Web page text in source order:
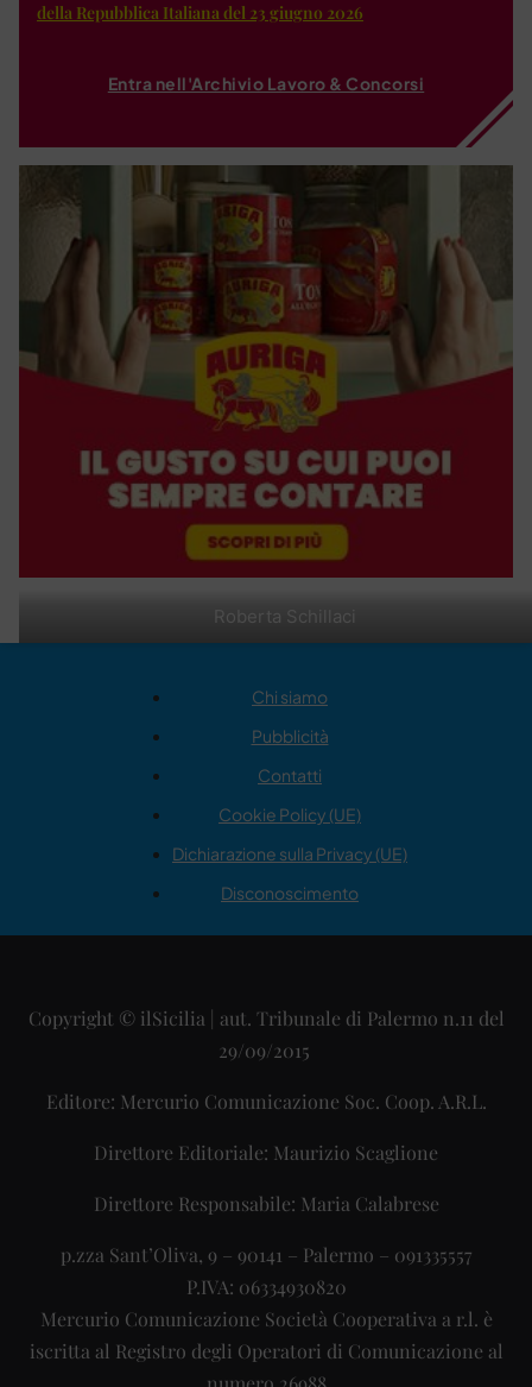
Roberta Schillaci
della Repubblica Italiana del 23 giugno 2026
Entra nell'Archivio Lavoro & Concorsi
Chi siamo
Pubblicità
Contatti
Cookie Policy (UE)
Dichiarazione sulla Privacy (UE)
Disconoscimento
Copyright © ilSicilia | aut. Tribunale di Palermo n.11 del
29/09/2015
Editore: Mercurio Comunicazione Soc. Coop. A.R.L.
Direttore Editoriale: Maurizio Scaglione
Direttore Responsabile: Maria Calabrese
p.zza Sant’Oliva, 9 – 90141 – Palermo – 091335557
P.IVA: 06334930820
Mercurio Comunicazione Società Cooperativa a r.l. è
iscritta al Registro degli Operatori di Comunicazione al